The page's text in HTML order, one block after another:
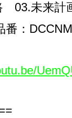
03.未来計
番：